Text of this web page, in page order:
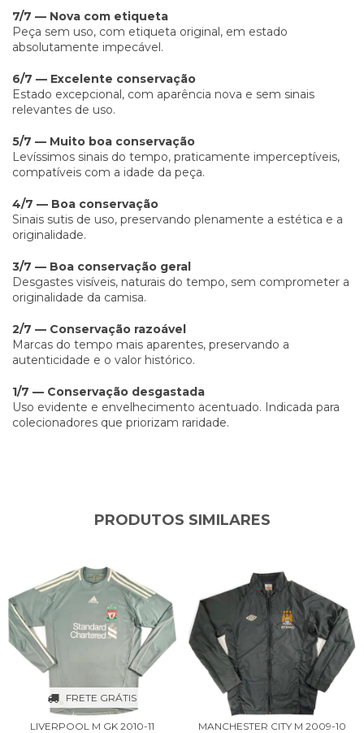
7/7 — Nova com etiqueta
Peça sem uso, com etiqueta original, em estado
absolutamente impecável.
6/7 — Excelente conservação
Estado excepcional, com aparência nova e sem sinais
relevantes de uso.
5/7 — Muito boa conservação
Levíssimos sinais do tempo, praticamente imperceptíveis,
compatíveis com a idade da peça.
4/7 — Boa conservação
Sinais sutis de uso, preservando plenamente a estética e a
originalidade.
3/7 — Boa conservação geral
Desgastes visíveis, naturais do tempo, sem comprometer a
originalidade da camisa.
2/7 — Conservação razoável
Marcas do tempo mais aparentes, preservando a
autenticidade e o valor histórico.
1/7 — Conservação desgastada
Uso evidente e envelhecimento acentuado. Indicada para
colecionadores que priorizam raridade.
PRODUTOS SIMILARES
FRETE GRÁTIS
LIVERPOOL M GK 2010-11 MANCHESTER CITY M 2009-10